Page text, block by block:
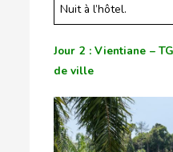
Nuit à l’hôtel.
Jour 2 : Vientiane –
de ville